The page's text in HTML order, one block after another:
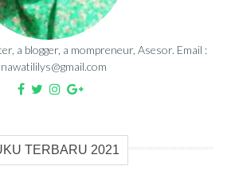
a blogger, a mompreneur, Asesor. Email :
TERBARU 2021